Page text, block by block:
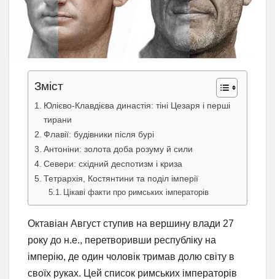
Зміст
Юлієво-Клавдієва династія: тіні Цезаря і перші
тирани
Флавії: будівники після бурі
Антоніни: золота доба розуму й сили
Севери: східний деспотизм і криза
Тетрархія, Костянтини та поділ імперії
Цікаві факти про римських імператорів
Октавіан Август ступив на вершину влади 27
року до н.е., перетворивши республіку на
імперію, де один чоловік тримав долю світу в
своїх руках. Цей список римських імператорів